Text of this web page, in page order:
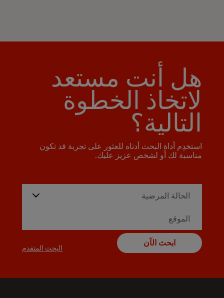
هل أنت مستعد
لاتخاذ الخطوة
التالية؟
استخدِم أداة البحث أدناه للعثور على تجربة قد تكون
مناسبة لك أو لشخص عزيز عليك.
ابحث الآن البحث المتقدم